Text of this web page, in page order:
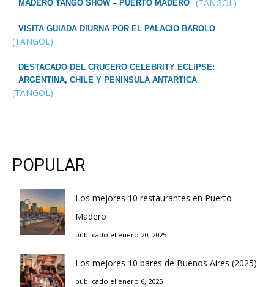
MADERO TANGO SHOW – PUERTO MADERO (TANGOL)
VISITA GUIADA DIURNA POR EL PALACIO BAROLO
(TANGOL)
DESTACADO DEL CRUCERO CELEBRITY ECLIPSE:
ARGENTINA, CHILE Y PENINSULA ANTARTICA
(TANGOL)
POPULAR
Los mejores 10 restaurantes en Puerto
Madero
publicado el enero 20, 2025
Los mejores 10 bares de Buenos Aires (2025)
publicado el enero 6, 2025